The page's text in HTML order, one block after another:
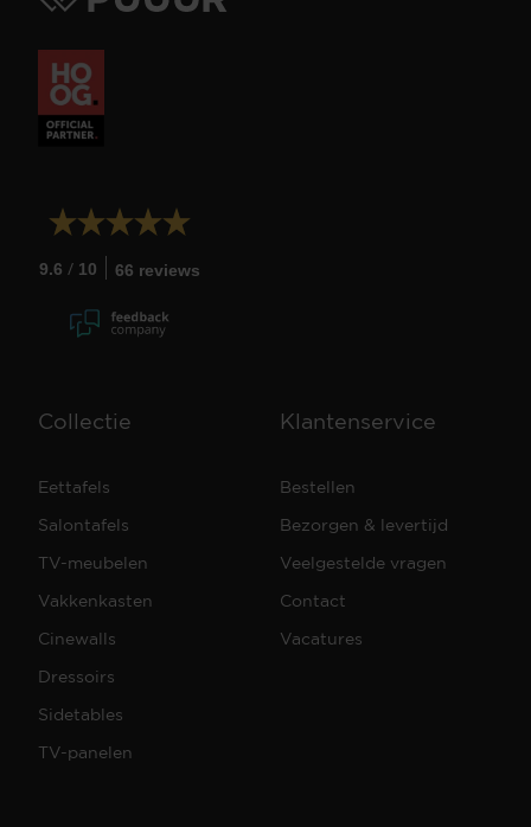
9.6 / 10 66 reviews
Collectie
Eettafels
Salontafels
TV-meubelen
Vakkenkasten
Cinewalls
Dressoirs
Sidetables
TV-panelen
Klantenservice
Bestellen
Bezorgen & levertijd
Veelgestelde vragen
Contact
Vacatures